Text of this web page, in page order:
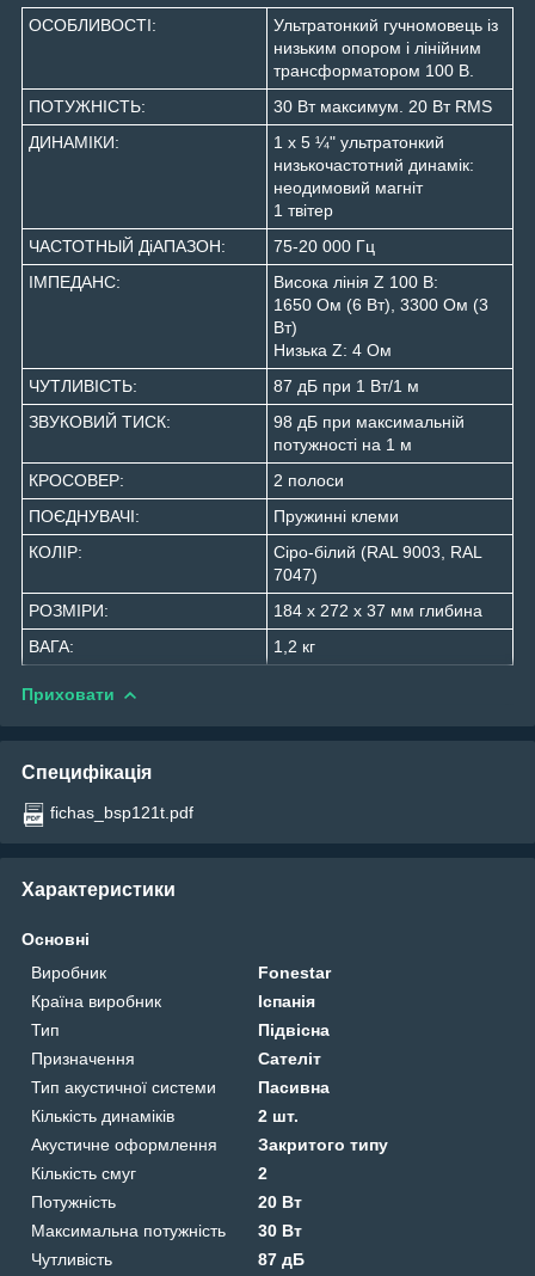
ОСОБЛИВОСТІ:
Ультратонкий гучномовець із
низьким опором і лінійним
трансформатором 100 В.
ПОТУЖНІСТЬ:
30 Вт максимум. 20 Вт RMS
ДИНАМІКИ:
1 x 5 ¼" ультратонкий
низькочастотний динамік:
неодимовий магніт
1 твітер
ЧАСТОТНЫЙ ДіАПАЗОН:
75-20 000 Гц
ІМПЕДАНС:
Висока лінія Z 100 В:
1650 Ом (6 Вт), 3300 Ом (3
Вт)
Низька Z: 4 Ом
ЧУТЛИВІСТЬ:
87 дБ при 1 Вт/1 м
ЗВУКОВИЙ ТИСК:
98 дБ при максимальній
потужності на 1 м
КРОСОВЕР:
2 полоси
ПОЄДНУВАЧІ:
Пружинні клеми
КОЛІР:
Сіро-білий (RAL 9003, RAL
7047)
РОЗМІРИ:
184 x 272 x 37 мм глибина
ВАГА:
1,2 кг
Приховати
Специфікація
fichas_bsp121t.pdf
Характеристики
Основні
Виробник
Fonestar
Країна виробник
Іспанія
Тип
Підвісна
Призначення
Сателіт
Тип акустичної системи
Пасивна
Кількість динаміків
2 шт.
Акустичне оформлення
Закритого типу
Кількість смуг
2
Потужність
20 Вт
Максимальна потужність
30 Вт
Чутливість
87 дБ